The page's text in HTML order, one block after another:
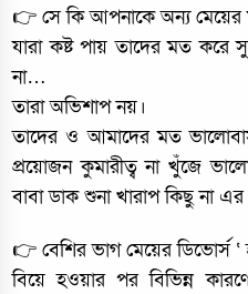
👉 সে কি আপনাকে অন্য মেয়ের
যারা কষ্ট পায় তাদের মত করে
না…
তারা অভিশাপ নয়।
তাদের ও আমাদের মত
প্রয়োজন কুমারীত্ব না খুঁজে
বাবা ডাক শুনা খারাপ কিছু না
👉 বেশির ভাগ মেয়ের ডিভোর্স
বিয়ে হওয়ার পর বিভিন্ন